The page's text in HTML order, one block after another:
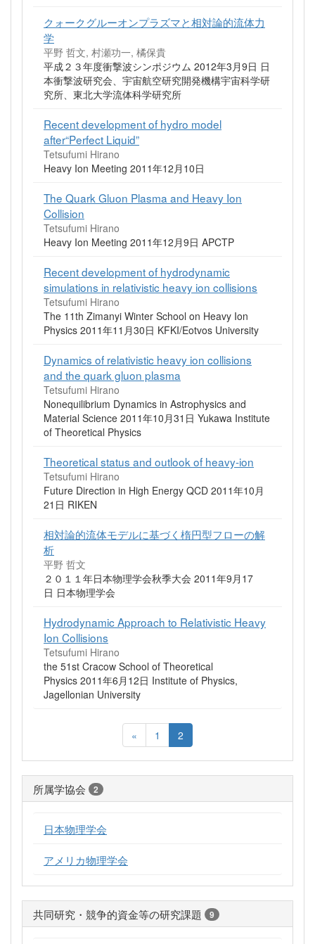
クォークグルーオンプラズマと相対論的流体力
学
平野 哲文, 村瀬功一, 橘保貴
平成２３年度衝撃波シンポジウム 2012年3月9日 日
本衝撃波研究会、宇宙航空研究開発機構宇宙科学研
究所、東北大学流体科学研究所
Recent development of hydro model
after“Perfect Liquid”
Tetsufumi Hirano
Heavy Ion Meeting 2011年12月10日
The Quark Gluon Plasma and Heavy Ion
Collision
Tetsufumi Hirano
Heavy Ion Meeting 2011年12月9日 APCTP
Recent development of hydrodynamic
simulations in relativistic heavy ion collisions
Tetsufumi Hirano
The 11th Zimanyi Winter School on Heavy Ion
Physics 2011年11月30日 KFKI/Eotvos University
Dynamics of relativistic heavy ion collisions
and the quark gluon plasma
Tetsufumi Hirano
Nonequilibrium Dynamics in Astrophysics and
Material Science 2011年10月31日 Yukawa Institute
of Theoretical Physics
Theoretical status and outlook of heavy-ion
Tetsufumi Hirano
Future Direction in High Energy QCD 2011年10月
21日 RIKEN
相対論的流体モデルに基づく楕円型フローの解
析
平野 哲文
２０１１年日本物理学会秋季大会 2011年9月17
日 日本物理学会
Hydrodynamic Approach to Relativistic Heavy
Ion Collisions
Tetsufumi Hirano
the 51st Cracow School of Theoretical
Physics 2011年6月12日 Institute of Physics,
Jagellonian University
« 1 2
所属学協会 2
日本物理学会
アメリカ物理学会
共同研究・競争的資金等の研究課題 9